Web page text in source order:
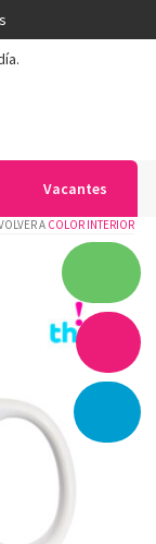
Vacantes
A COLOR INTERIOR